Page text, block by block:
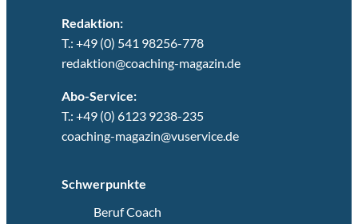
Redaktion:
T.: +49 (0) 541 98256-778
redaktion@coaching-magazin.de
Abo-Service:
T.: +49 (0) 6123 9238-235
coaching-magazin@vuservice.de
Schwerpunkte
Beruf Coach